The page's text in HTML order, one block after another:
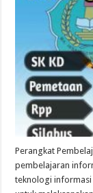
Perangkat
pembelajaran
teknologi informasi